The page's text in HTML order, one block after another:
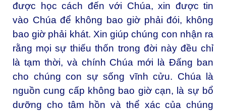
được học cách đến với Chúa, xin được tin
vào Chúa để không bao giờ phải đói, không
bao giờ phải khát. Xin giúp chúng con nhận ra
rằng mọi sự thiếu thốn trong đời này đều chỉ
là tạm thời, và chính Chúa mới là Đấng ban
cho chúng con sự sống vĩnh cửu. Chúa là
nguồn cung cấp không bao giờ cạn, là sự bổ
dưỡng cho tâm hồn và thể xác của chúng